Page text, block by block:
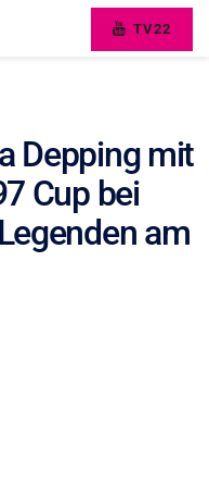
TV22
Depping mit
Cup bei
am